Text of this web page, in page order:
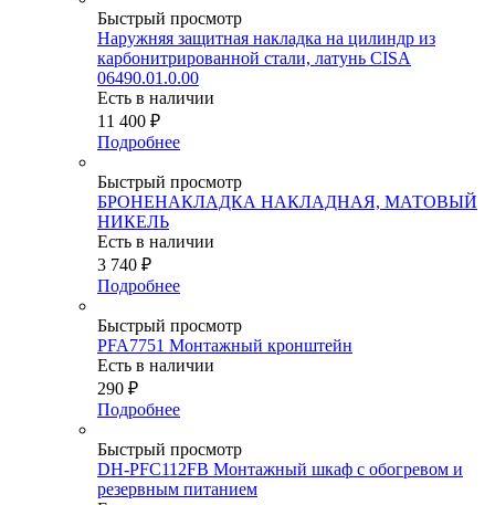
Быстрый просмотр
Наружняя защитная накладка на цилиндр из
карбонитрированной стали, латунь CISA
06490.01.0.00
Есть в наличии
11 400 ₽
Подробнее
Быстрый просмотр
БРОНЕНАКЛАДКА НАКЛАДНАЯ, МАТОВЫЙ
НИКЕЛЬ
Есть в наличии
3 740 ₽
Подробнее
Быстрый просмотр
PFA7751 Монтажный кронштейн
Есть в наличии
290 ₽
Подробнее
Быстрый просмотр
DH-PFC112FB Монтажный шкаф с обогревом и
резервным питанием